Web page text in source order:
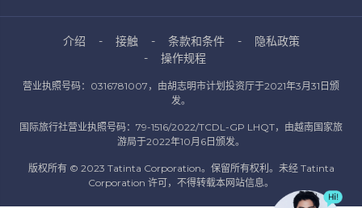
介绍 接触 条款和条件
隐私政策
操作规程
营业执照号码：0316781007，由胡志明市计划投资厅于2021年3月31日颁
发。
国际旅行社营业执照号码：79-1516/2022/TCDL-GP LHQT，由越南国家旅
游局于2022年10月6日颁发。
版权所有 © 2023 Tatinta Corporation。保留所有权利。未经 Tatinta
Corporation 许可，不得转载本网站信息。